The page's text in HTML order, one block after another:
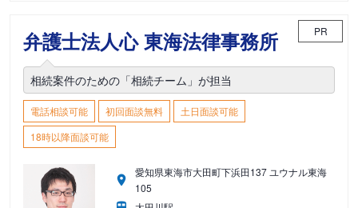
弁護士法人心 東海法律事務所 PR
相続案件のための「相続チーム」が担当
電話相談可能 初回面談無料
土日面談可能
18時以降面談可能
愛知県東海市大田町下浜田137 ユウナル東海
105